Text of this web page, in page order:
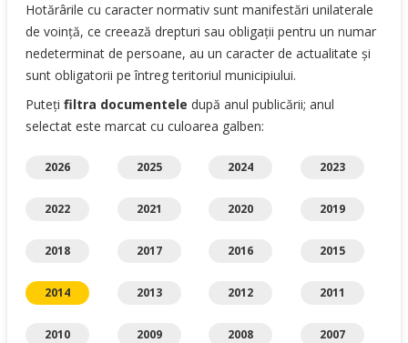
Hotărârile cu caracter normativ sunt manifestări unilaterale
de voință, ce creează drepturi sau obligații pentru un numar
nedeterminat de persoane, au un caracter de actualitate și
sunt obligatorii pe întreg teritoriul municipiului.
Puteți filtra documentele după anul publicării; anul
selectat este marcat cu culoarea galben:
2026 2025 2024 2023
2022 2021 2020 2019
2018 2017 2016 2015
2014 2013 2012 2011
2010 2009 2008 2007